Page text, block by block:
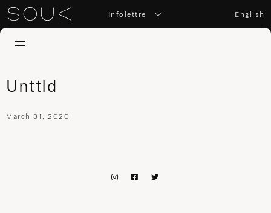
Infolettre English
Unttld
March 31, 2020